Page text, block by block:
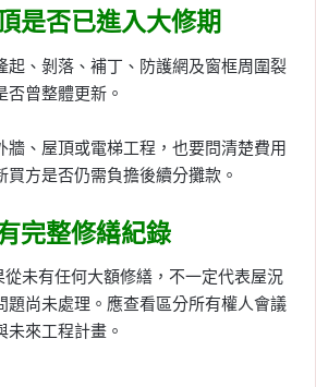
是否已進入大修期
起、剝落、補丁、防護網及窗框周圍裂
曾整體更新。
牆、屋頂或電梯工程，也要問清楚費用
方是否仍需負擔後續分攤款。
完整修繕紀錄
未有任何大額修繕，不一定代表屋況
題尚未處理。應查看區分所有權人會議
來工程計畫。